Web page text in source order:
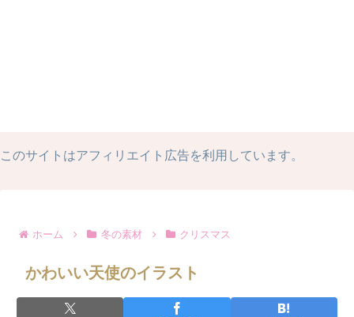
このサイトはアフィリエイト広告を利用しています。
ホーム 冬の素材 クリスマス
かわいい天使のイラスト